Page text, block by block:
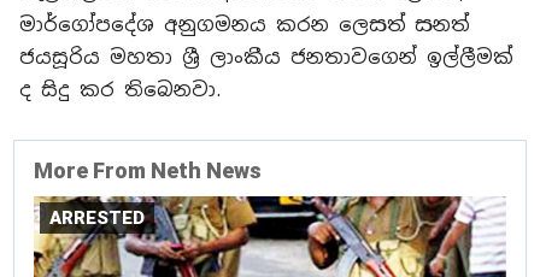
මාර්ගෝපදේශ අනුගමනය කරන ලෙසත් සනත්
ජයසූරිය මහතා ශ්‍රී ලාංකීය ජනතාවගෙන් ඉල්ලීමක්
ද සිදු කර තිබෙනවා.
More From Neth News
ARRESTED